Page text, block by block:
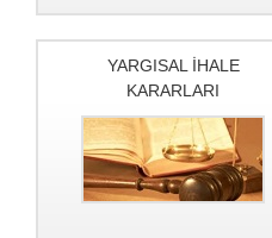
YARGISAL İHALE
KARARLARI